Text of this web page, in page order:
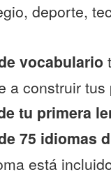
deporte,
vocabulario
a construir
tu primera
75 idiomas
está